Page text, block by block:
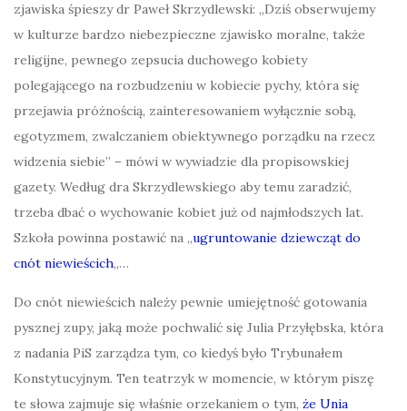
zjawiska śpieszy dr Paweł Skrzydlewski: „Dziś obserwujemy
w kulturze bardzo niebezpieczne zjawisko moralne, także
religijne, pewnego zepsucia duchowego kobiety
polegającego na rozbudzeniu w kobiecie pychy, która się
przejawia próżnością, zainteresowaniem wyłącznie sobą,
egotyzmem, zwalczaniem obiektywnego porządku na rzecz
widzenia siebie” – mówi w wywiadzie dla propisowskiej
gazety. Według dra Skrzydlewskiego aby temu zaradzić,
trzeba dbać o wychowanie kobiet już od najmłodszych lat.
Szkoła powinna postawić na „ugruntowanie dziewcząt do
cnót niewieścich„…
Do cnót niewieścich należy pewnie umiejętność gotowania
pysznej zupy, jaką może pochwalić się Julia Przyłębska, która
z nadania PiS zarządza tym, co kiedyś było Trybunałem
Konstytucyjnym. Ten teatrzyk w momencie, w którym piszę
te słowa zajmuje się właśnie orzekaniem o tym, że Unia